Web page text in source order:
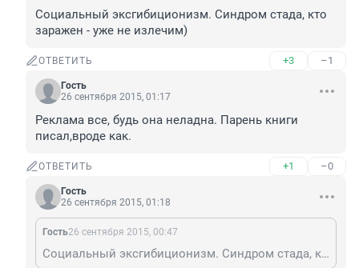
Социальный эксгибиционизм. Синдром стада, кто
заражен - уже не излечим)
ОТВЕТИТЬ +3 –1
Гость
26 сентября 2015, 01:17
Реклама все, будь она неладна. Парень книги
писал,вроде как.
ОТВЕТИТЬ +1 –0
Гость
26 сентября 2015, 01:18
Гость26 сентября 2015, 00:47
Социальный эксгибиционизм. Синдром стада, кто заражен - уже не излечим)